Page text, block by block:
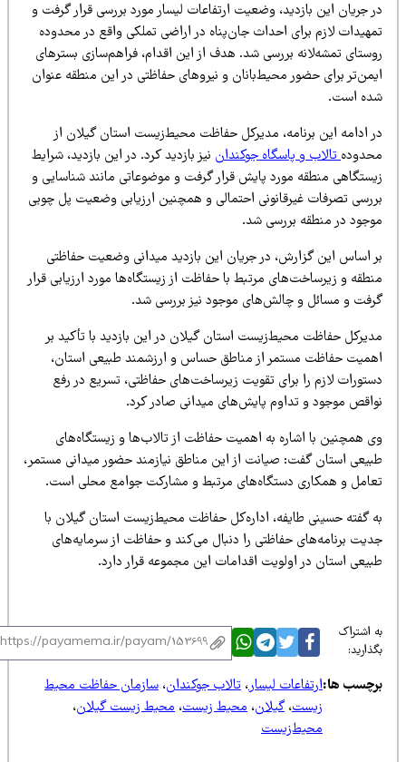
جریان این بازدید، وضعیت ارتفاعات لیسار مورد بررسی قرار گرفت و
لازم برای احداث جان‌پناه در اراضی تملکی واقع در محدوده
تمشه‌لانه بررسی شد. هدف از این اقدام، فراهم‌سازی بسترهای
برای حضور محیط‌بانان و نیروهای حفاظتی در این منطقه عنوان
است.
ادامه این برنامه، مدیرکل حفاظت محیط‌زیست استان گیلان از
تالاب و پاسگاه جوکنداننیز بازدید کرد. در این بازدید، شرایط
منطقه مورد پایش قرار گرفت و موضوعاتی مانند شناسایی و
تصرفات غیرقانونی احتمالی و همچنین ارزیابی وضعیت پل چوبی
در منطقه بررسی شد.
اساس این گزارش، در جریان این بازدید میدانی وضعیت حفاظتی
و زیرساخت‌های مرتبط با حفاظت از زیستگاه‌ها مورد ارزیابی قرار
و مسائل و چالش‌های موجود نیز بررسی شد.
حفاظت محیط‌زیست استان گیلان در این بازدید با تأکید بر
حفاظت مستمر از مناطق حساس و ارزشمند طبیعی استان،
لازم را برای تقویت زیرساخت‌های حفاظتی، تسریع در رفع
موجود و تداوم پایش‌های میدانی صادر کرد.
همچنین با اشاره به اهمیت حفاظت از تالاب‌ها و زیستگاه‌های
استان گفت: صیانت از این مناطق نیازمند حضور میدانی مستمر،
و همکاری دستگاه‌های مرتبط و مشارکت جوامع محلی است.
گفته حسینی طایفه، اداره‌کل حفاظت محیط‌زیست استان گیلان با
برنامه‌های حفاظتی را دنبال می‌کند و حفاظت از سرمایه‌های
استان در اولویت اقدامات این مجموعه قرار دارد.
اشتراک
ها:ارتفاعات لیسار،تالاب جوکندان،سازمان حفاظت محیط
زیست،گیلان،محیط زیست،محیط زیست گیلان،
محیط‌زیست